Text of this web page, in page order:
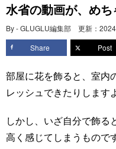
水省の動画が、め
By - GLUGLU編集部 更新：
Share
Post
部屋に花を飾ると、室内
レッシュできたりします
しかし、いざ自分で飾る
高く感じてしまうものです